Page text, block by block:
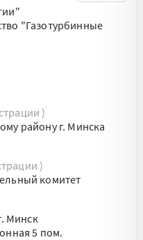
"Газотурбинные
)
району г. Минска
)
комитет
Минск
5 пом.